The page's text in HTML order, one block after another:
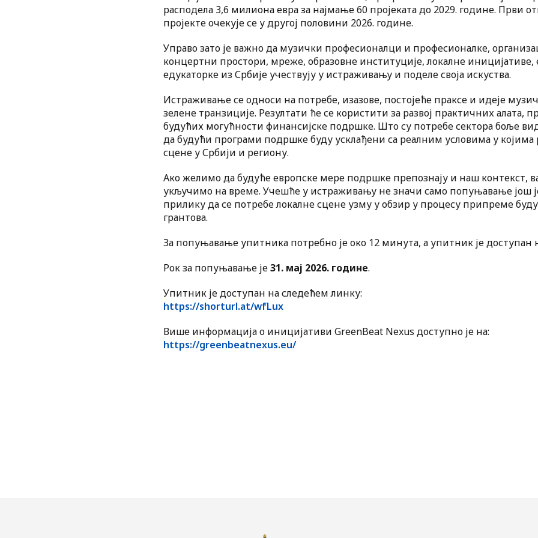
расподела 3,6 милиона евра за најмање 60 пројеката до 2029. године. Први
пројекте очекује се у другој половини 2026. године.
Управо зато је важно да музички професионалци и професионалке,
концертни простори, мреже, образовне институције, локалне иницијативе,
едукаторке из Србије учествују у истраживању и поделе своја искуства.
Истраживање се односи на потребе, изазове, постојеће праксе и идеје
зелене транзиције. Резултати ће се користити за развој практичних алата,
будућих могућности финансијске подршке. Што су потребе сектора боље
да будући програми подршке буду усклађени са реалним условима у
сцене у Србији и региону.
Ако желимо да будуће европске мере подршке препознају и наш контекст,
укључимо на време. Учешће у истраживању не значи само попуњавање још
прилику да се потребе локалне сцене узму у обзир у процесу припреме
грантова.
За попуњавање упитника потребно је око 12 минута, а упитник је доступан
Рок за попуњавање је31. мај 2026. године.
Упитник је доступан на следећем линку:
https://shorturl.at/wfLux
Више информација о иницијативи GreenBeat Nexus доступно је на:
https://greenbeatnexus.eu/